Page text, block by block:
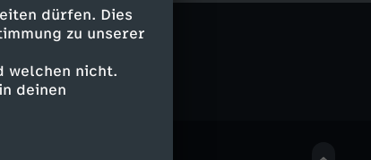
dürfen. Dies
zu unserer
welchen nicht.
deinen